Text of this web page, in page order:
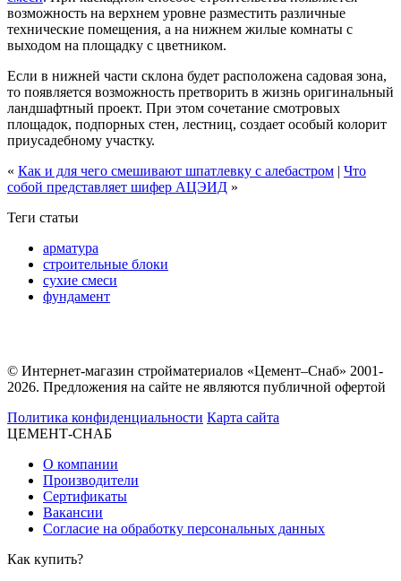
возможность на верхнем уровне разместить различные
технические помещения, а на нижнем жилые комнаты с
выходом на площадку с цветником.
Если в нижней части склона будет расположена садовая зона,
то появляется возможность претворить в жизнь оригинальный
ландшафтный проект. При этом сочетание смотровых
площадок, подпорных стен, лестниц, создает особый колорит
приусадебному участку.
« Как и для чего смешивают шпатлевку с алебастром | Что
собой представляет шифер АЦЭИД »
Теги статьи
арматура
строительные блоки
сухие смеси
фундамент
© Интернет-магазин стройматериалов «Цемент–Снаб» 2001-
2026. Предложения на сайте не являются публичной офертой
Политика конфиденциальности Карта сайта
ЦЕМЕНТ-СНАБ
О компании
Производители
Сертификаты
Вакансии
Согласие на обработку персональных данных
Как купить?